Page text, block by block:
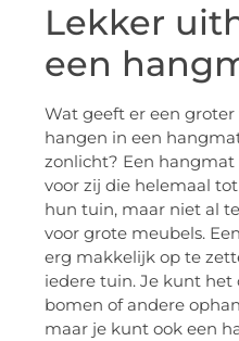
Lekker
een
Wat geeft er een
hangen in een
zonlicht? Een hangmat
voor zij die helemaal
hun tuin, maar niet al
voor grote meubels.
erg makkelijk op te
iedere tuin. Je kunt
bomen of andere
maar je kunt ook een